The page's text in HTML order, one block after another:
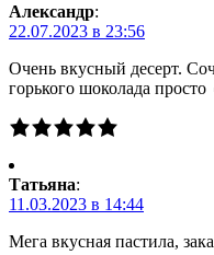
Александр:
22.07.2023 в 23:56
Очень вкусный десерт.
горького шоколада просто
Татьяна:
11.03.2023 в 14:44
Мега вкусная пастила,